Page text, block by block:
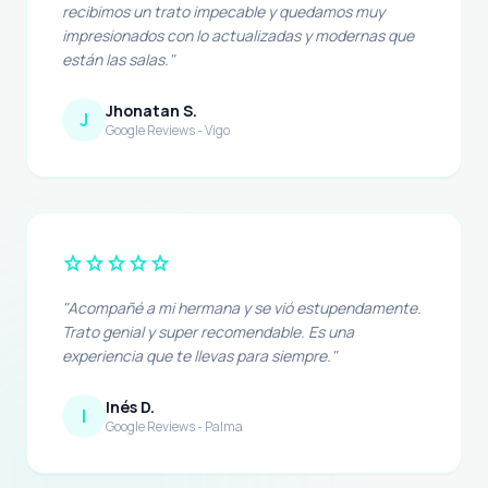
recibimos un trato impecable y quedamos muy
impresionados con lo actualizadas y modernas que
están las salas."
J Jhonatan S.
Google Reviews - Vigo
starstarstarstarstar
"Acompañé a mi hermana y se vió estupendamente.
Trato genial y super recomendable. Es una
experiencia que te llevas para siempre."
I Inés D.
Google Reviews - Palma